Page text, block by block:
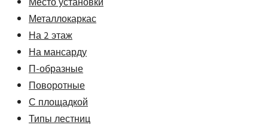
Металлокаркас
На 2 этаж
На мансарду
П-образные
Поворотные
С площадкой
Типы лестниц